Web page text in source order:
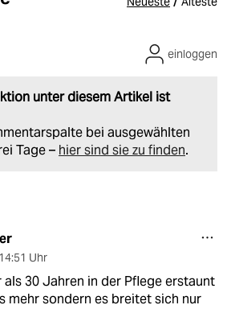
unter diesem Artikel ist
bei ausgewählten
Tage – hier sind sie zu finden.
einloggen
14:51 Uhr
als 30 Jahren in der Pflege erstaunt
mehr sondern es breitet sich nur